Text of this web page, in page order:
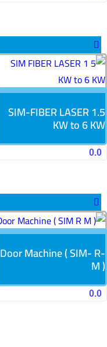
SIM-FIBER LASER 1.5
KW to 6 KW
0.0
Door Machine ( SIM- R-
M )
0.0